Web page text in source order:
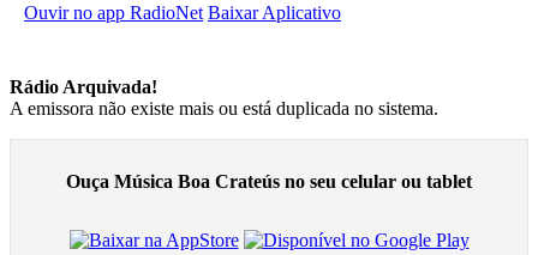
Ouvir no app RadioNet Baixar Aplicativo
Rádio Arquivada!
A emissora não existe mais ou está duplicada no sistema.
Ouça Música Boa Crateús no seu celular ou tablet